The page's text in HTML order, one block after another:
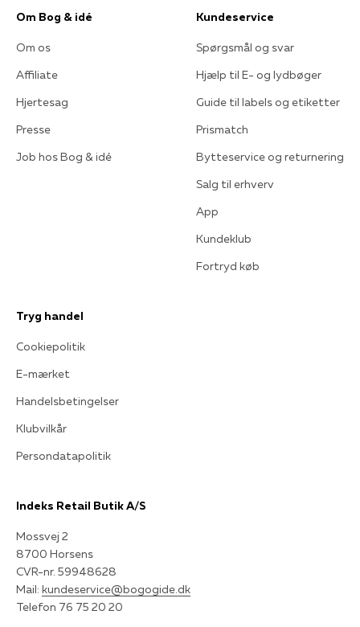
Om Bog & idé
Om os
Affiliate
Hjertesag
Presse
Job hos Bog & idé
Kundeservice
Spørgsmål og svar
Hjælp til E- og lydbøger
Guide til labels og etiketter
Prismatch
Bytteservice og returnering
Salg til erhverv
App
Kundeklub
Fortryd køb
Tryg handel
Cookiepolitik
E-mærket
Handelsbetingelser
Klubvilkår
Persondatapolitik
Indeks Retail Butik A/S
Mossvej 2
8700 Horsens
CVR-nr. 59948628
Mail: kundeservice@bogogide.dk
Telefon 76 75 20 20